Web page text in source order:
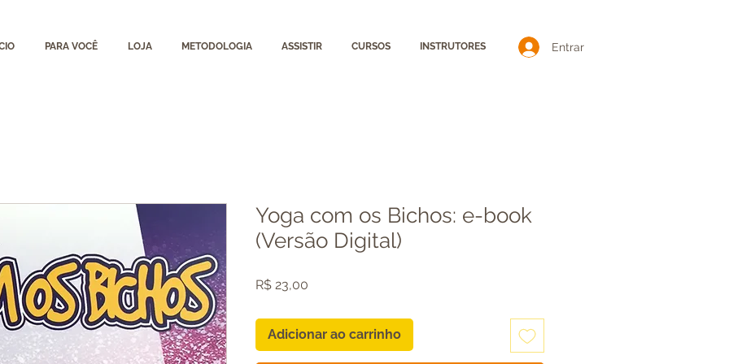
PARA VOCÊ LOJA METODOLOGIA ASSISTIR CURSOS INSTRUTORES Entrar
Yoga com os Bichos: e-book
(Versão Digital)
R$ 23,00
Adicionar ao carrinho